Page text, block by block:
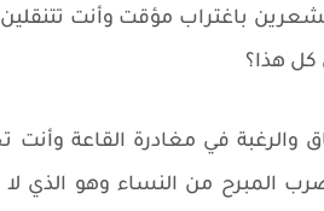
باغتراب مؤقت وأنت
كل هذا؟
والرغبة في مغادرة القاعة وأنت
المبرح من النساء وهو الذي